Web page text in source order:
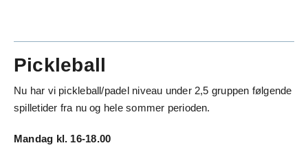
Pickleball
Nu har vi pickleball/padel niveau under 2,5 gruppen følgende
spilletider fra nu og hele sommer perioden.
Mandag kl. 16-18.00